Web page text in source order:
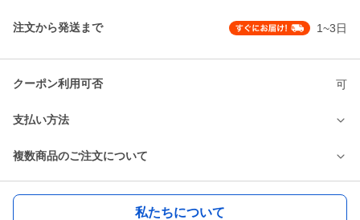
注文から発送まで 1~3日
クーポン利用可否 可
支払い方法
複数商品のご注文について
私たちについて